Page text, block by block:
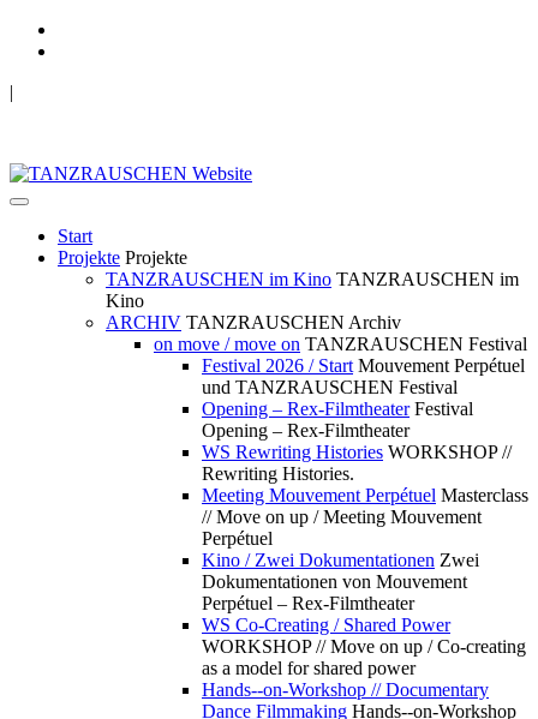
|
Start
Projekte Projekte
TANZRAUSCHEN im Kino TANZRAUSCHEN im
Kino
ARCHIV TANZRAUSCHEN Archiv
on move / move on TANZRAUSCHEN Festival
Festival 2026 / Start Mouvement Perpétuel
und TANZRAUSCHEN Festival
Opening – Rex-Filmtheater Festival
Opening – Rex-Filmtheater
WS Rewriting Histories WORKSHOP //
Rewriting Histories.
Meeting Mouvement Perpétuel Masterclass
// Move on up / Meeting Mouvement
Perpétuel
Kino / Zwei Dokumentationen Zwei
Dokumentationen von Mouvement
Perpétuel – Rex-Filmtheater
WS Co-Creating / Shared Power
WORKSHOP // Move on up / Co-creating
as a model for shared power
Hands--on-Workshop // Documentary
Dance Filmmaking Hands--on-Workshop